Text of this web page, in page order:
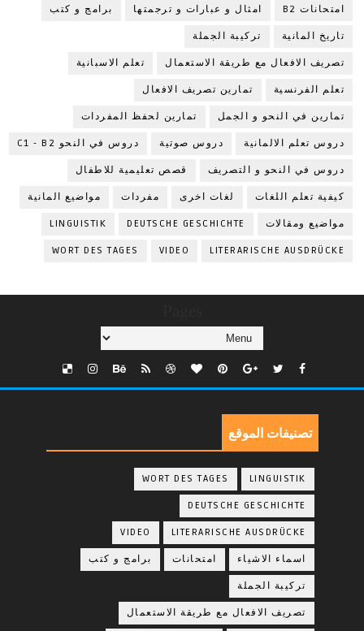
امتحانات B2 امثال و عبارات و ترجمتها برامج و كتب
تاريخ المانية تركيبة الجملة
تصريف الافعال مع طريقة الاستعمال تعلم الاسبانية
تعلم الفرنسية تمارين تصريف الافعال
تمارين في النحو و الجمل تمارين لحفظ المفردات
دروس تعلم الالمانية دروس صوتية دروس في النحو C1 - B2
دروس في النحو و التصريف قصص تعليمية للاطفال
كيفية تعلم اللغات لغات اخرى مفردات مواضيع المانية
مواضيع ومقالات DEUTSCHE GESCHICHTE
LINGUISTIK
LITERARISCHE AUSDRÜCKE
VIDEO
WORT DES TAGES
تصنيفات الموقع
LINGUISTIK
WORT DES TAGES
DEUTSCHE GESCHICHTE
LITERARISCHE AUSDRÜCKE
VIDEO
اسماء الاشياء امتحانات برامج و كتب
تركيبة الجملة
تصريف الافعال مع طريقة الاستعمال